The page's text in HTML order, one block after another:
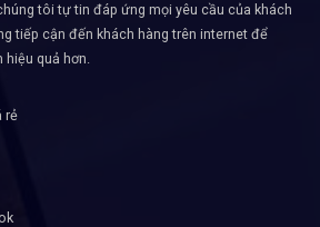
tôi tự tin đáp ứng mọi yêu cầu của khách
tiếp cận đến khách hàng trên internet để
hiệu quả hơn.
rẻ